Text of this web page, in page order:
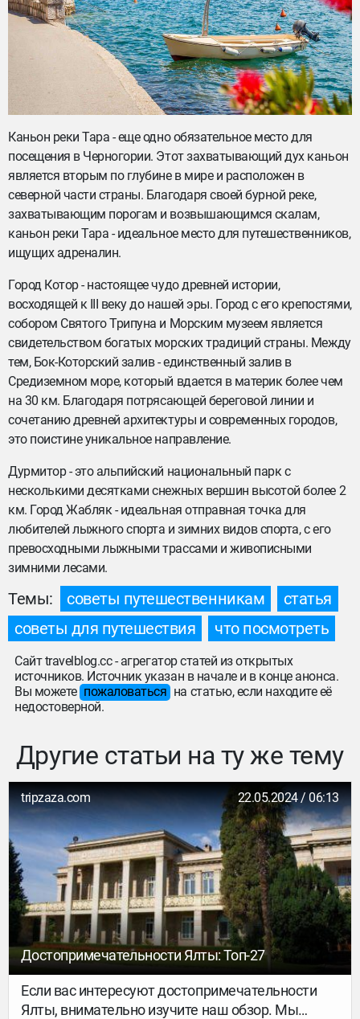
Каньон реки Тара - еще одно обязательное место для
посещения в Черногории. Этот захватывающий дух каньон
является вторым по глубине в мире и расположен в
северной части страны. Благодаря своей бурной реке,
захватывающим порогам и возвышающимся скалам,
каньон реки Тара - идеальное место для путешественников,
ищущих адреналин.
Город Котор - настоящее чудо древней истории,
восходящей к III веку до нашей эры. Город с его крепостями,
собором Святого Трипуна и Морским музеем является
свидетельством богатых морских традиций страны. Между
тем, Бок-Которский залив - единственный залив в
Средиземном море, который вдается в материк более чем
на 30 км. Благодаря потрясающей береговой линии и
сочетанию древней архитектуры и современных городов,
это поистине уникальное направление.
Дурмитор - это альпийский национальный парк с
несколькими десятками снежных вершин высотой более 2
км. Город Жабляк - идеальная отправная точка для
любителей лыжного спорта и зимних видов спорта, с его
превосходными лыжными трассами и живописными
зимними лесами.
Темы: советы путешественникам
статья
советы для путешествия
что посмотреть
Сайт travelblog.cc - агрегатор статей из открытых
источников. Источник указан в начале и в конце анонса.
Вы можете пожаловаться на статью, если находите её
недостоверной.
Другие статьи на ту же тему
tripzaza.com 22.05.2024 / 06:13
Достопримечательности Ялты: Топ-27
Если вас интересуют достопримечательности
Ялты, внимательно изучите наш обзор. Мы